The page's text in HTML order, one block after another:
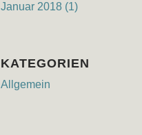
Januar 2018 (1)
KATEGORIEN
Allgemein